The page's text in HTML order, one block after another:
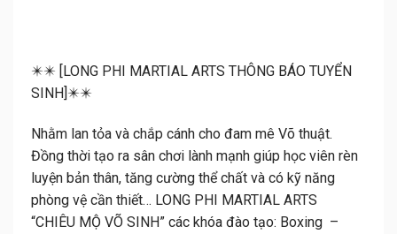
✴️✴️ [LONG PHI MARTIAL ARTS THÔNG BÁO TUYỂN
SINH]✴️✴️
Nhằm lan tỏa và chắp cánh cho đam mê Võ thuật.
Đồng thời tạo ra sân chơi lành mạnh giúp học viên rèn
luyện bản thân, tăng cường thể chất và có kỹ năng
phòng vệ cần thiết… LONG PHI MARTIAL ARTS
“CHIÊU MỘ VÕ SINH” các khóa đào tạo: Boxing –